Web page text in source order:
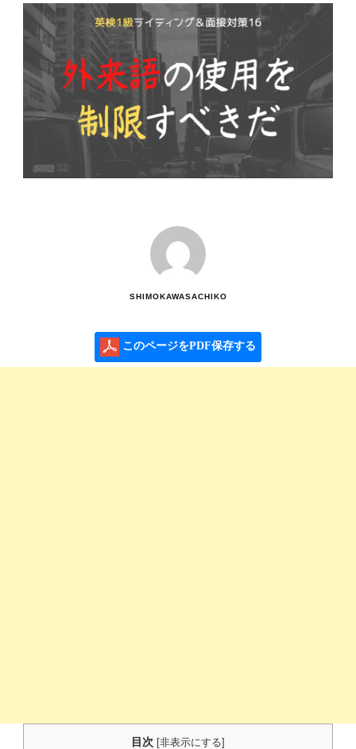
SHIMOKAWASACHIKO
このページをPDF保存する
目次 [非表示にする]